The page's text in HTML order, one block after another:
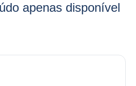
apenas disponível